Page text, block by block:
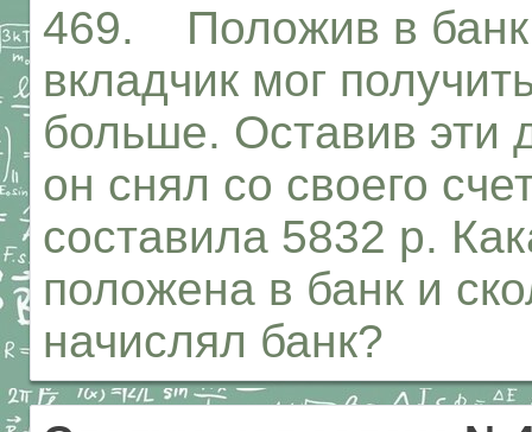
469. Положив в банк
вкладчик мог
больше. Оставив эти
он снял со своего
составила 5832 р.
положена в банк и
начислял банк?